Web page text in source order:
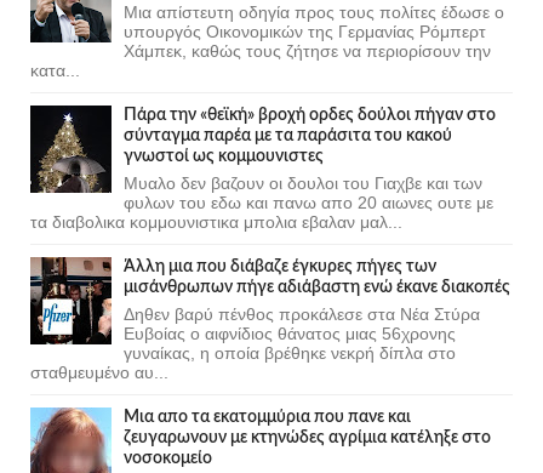
Μια απίστευτη οδηγία προς τους πολίτες έδωσε ο
υπουργός Οικονομικών της Γερμανίας Ρόμπερτ
Χάμπεκ, καθώς τους ζήτησε να περιορίσουν την
κατα...
Πάρα την «θεϊκή» βροχή ορδες δούλοι πήγαν στο
σύνταγμα παρέα με τα παράσιτα του κακού
γνωστοί ως κομμουνιστες
Μυαλο δεν βαζουν οι δουλοι του Γιαχβε και των
φυλων του εδω και πανω απο 20 αιωνες ουτε με
τα διαβολικα κομμουνιστικα μπολια εβαλαν μαλ...
Άλλη μια που διάβαζε έγκυρες πήγες των
μισάνθρωπων πήγε αδιάβαστη ενώ έκανε διακοπές
Δηθεν βαρύ πένθος προκάλεσε στα Νέα Στύρα
Ευβοίας ο αιφνίδιος θάνατος μιας 56χρονης
γυναίκας, η οποία βρέθηκε νεκρή δίπλα στο
σταθμευμένο αυ...
Μια απο τα εκατομμύρια που πανε και
ζευγαρωνουν με κτηνώδες αγρίμια κατέληξε στο
νοσοκομείο